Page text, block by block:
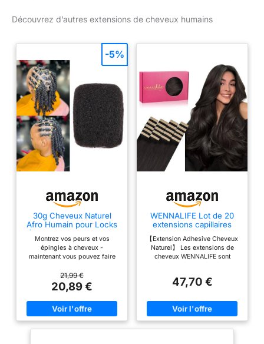
Découvrez d’autres extensions de cheveux humains
30g Cheveux Naturel
Afro Humain pour Locks
(8Pouces, Noir Naturel,
1Pack)
Montrez vos peurs et vos
épingles à cheveux -
maintenant vous pouvez faire
réparer les épingles à cheveux
cassées, augmenter les torsions
et les tresses, et même faire une
perruque avec nos cheveux
humains 100% africains tordus.
La texture des cheveux 4c vous
permet d'allonger vos cheveux,
21,99 €
20,89 €
-5%
WENNALIFE Lot de 20
extensions capillaires
adhésives en cheveux
humains Remy invisibles,
soyeux, droits, 50 g, 50
cm, marron foncé
【Extension Adhesive Cheveux
Naturel】 Les extensions de
cheveux WENNALIFE sont
cheveux remy peuvent rester
sans enchevêtrement tout au
long de leur vie. C'est la raison
pour laquelle le ruban adhésif
Wennife dans les extensions de
47,70 €